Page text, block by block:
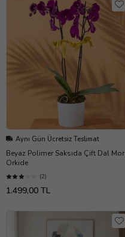
Aynı Gün Ücretsiz Teslimat
Beyaz Polimer Saksıda Çift Dal Mor
Orkide
(2)
1.499,00 TL